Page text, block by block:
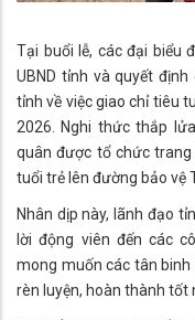
Tại buổi lễ, các đại biểu
UBND tỉnh và quyết
tỉnh về việc giao chỉ tiêu
2026. Nghi thức thắp
quân được tổ chức
tuổi trẻ lên đường bảo vệ
Nhân dịp này, lãnh đạo
lời động viên đến các
mong muốn các tân
rèn luyện, hoàn thành tốt